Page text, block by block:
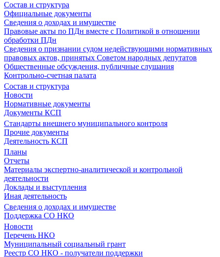
Состав и структура
Официальные документы
Сведения о доходах и имуществе
Правовые акты по ПДн вместе с Политикой в отношении
обработки ПДн
Сведения о признании судом недействующими нормативных
правовых актов, принятых Советом народных депутатов
Общественные обсуждения, публичные слушания
Контрольно-счетная палата
Состав и структура
Новости
Нормативные документы
Документы КСП
Стандарты внешнего муниципального контроля
Прочие документы
Деятельность КСП
Планы
Отчеты
Материалы экспертно-аналитической и контрольной
деятельности
Доклады и выступления
Иная деятельность
Сведения о доходах и имуществе
Поддержка СО НКО
Новости
Перечень НКО
Муниципальный социальный грант
Реестр СО НКО - получатели поддержки